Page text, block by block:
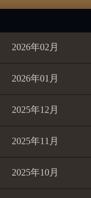
2026年02月
2026年01月
2025年12月
2025年11月
2025年10月